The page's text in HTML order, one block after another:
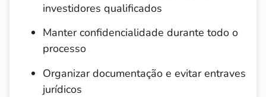
investidores qualificados
Manter confidencialidade durante todo o
processo
Organizar documentação e evitar entraves
jurídicos